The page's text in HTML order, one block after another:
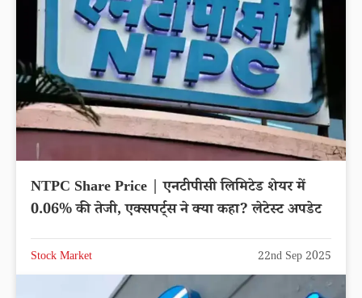
NTPC Share Price | एनटीपीसी लिमिटेड शेयर में
0.06% की तेजी, एक्सपर्ट्स ने क्या कहा? लेटेस्ट अपडेट
Stock Market 22nd Sep 2025